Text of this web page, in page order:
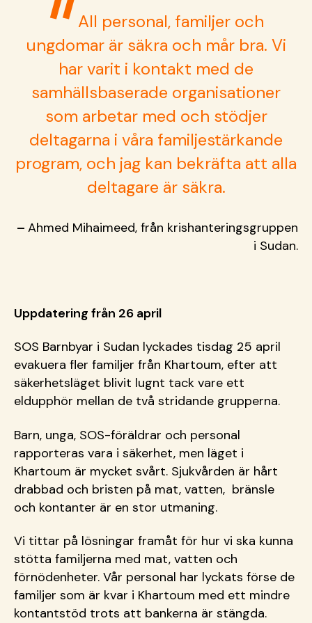
All personal, familjer och
ungdomar är säkra och mår bra. Vi
har varit i kontakt med de
samhällsbaserade organisationer
som arbetar med och stödjer
deltagarna i våra familjestärkande
program, och jag kan bekräfta att alla
deltagare är säkra.
– Ahmed Mihaimeed, från krishanteringsgruppen
i Sudan.
Uppdatering från 26 april
SOS Barnbyar i Sudan lyckades tisdag 25 april
evakuera fler familjer från Khartoum, efter att
säkerhetsläget blivit lugnt tack vare ett
eldupphör mellan de två stridande grupperna.
Barn, unga, SOS-föräldrar och personal
rapporteras vara i säkerhet, men läget i
Khartoum är mycket svårt. Sjukvården är hårt
drabbad och bristen på mat, vatten, bränsle
och kontanter är en stor utmaning.
Vi tittar på lösningar framåt för hur vi ska kunna
stötta familjerna med mat, vatten och
förnödenheter. Vår personal har lyckats förse de
familjer som är kvar i Khartoum med ett mindre
kontantstöd trots att bankerna är stängda.